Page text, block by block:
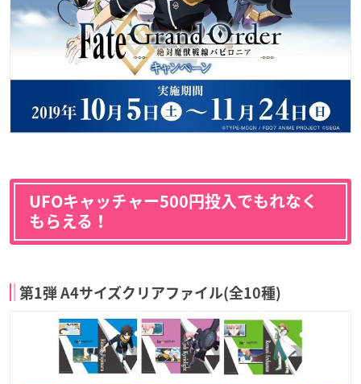
UFOキャッチャー500円投入でもれなく
もらえる！
第1弾 A4サイズクリアファイル(全10種)